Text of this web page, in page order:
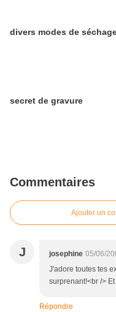
divers modes de
secret de gravure
Commentaires
Ajouter un
J josephine 05/06/
J'adore toutes tes
surprenant!<br />
Répondre